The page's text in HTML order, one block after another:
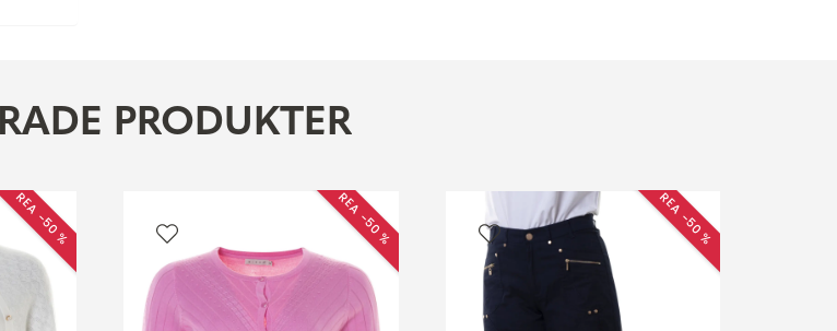
PRODUKTER
REA −50 % REA −50 % REA −50 %